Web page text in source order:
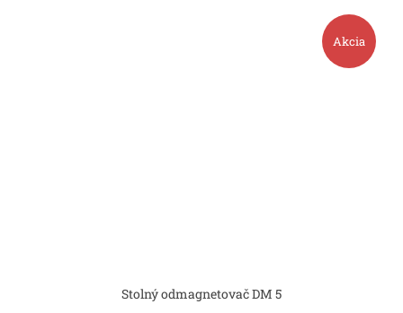
Akcia
Stolný odmagnetovač DM 5